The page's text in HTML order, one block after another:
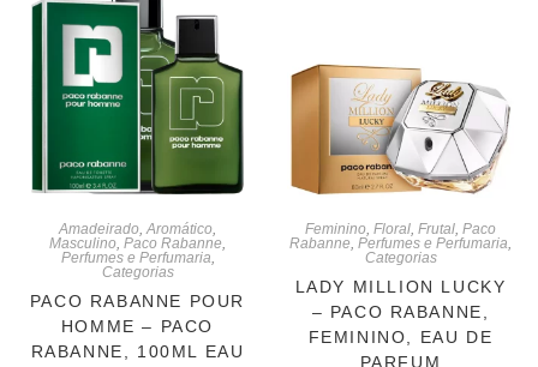
Amadeirado,Aromático,
Masculino, Paco Rabanne,
Perfumes e Perfumaria,
Categorias
PACO RABANNE POUR
HOMME – PACO
RABANNE, 100ML EAU
Feminino, Floral, Frutal, Paco
Rabanne, Perfumes e Perfumaria,
Categorias
LADY MILLION LUCKY
– PACO RABANNE,
FEMININO, EAU DE
PARFUM